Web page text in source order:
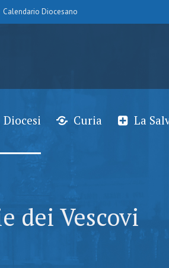
Calendario Diocesano
Diocesi Curia La
dei Vescovi